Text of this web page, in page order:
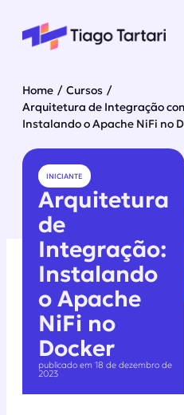
Home / Cursos /
Arquitetura de Integração
Instalando o Apache NiFi no
INICIANTE
Arquitetura
de
Integração:
Instalando
o Apache
NiFi no
Docker
publicado em 18 de dezembro de
2023